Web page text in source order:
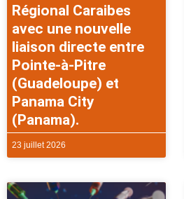
Régional Caraibes
avec une nouvelle
liaison directe entre
Pointe-à-Pitre
(Guadeloupe) et
Panama City
(Panama).
23 juillet 2026